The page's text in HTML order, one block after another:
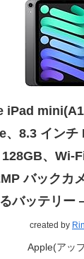
iPad
、8.3 インチ
、Wi-
バックカ
バッテリー
created by
Apple(アッ